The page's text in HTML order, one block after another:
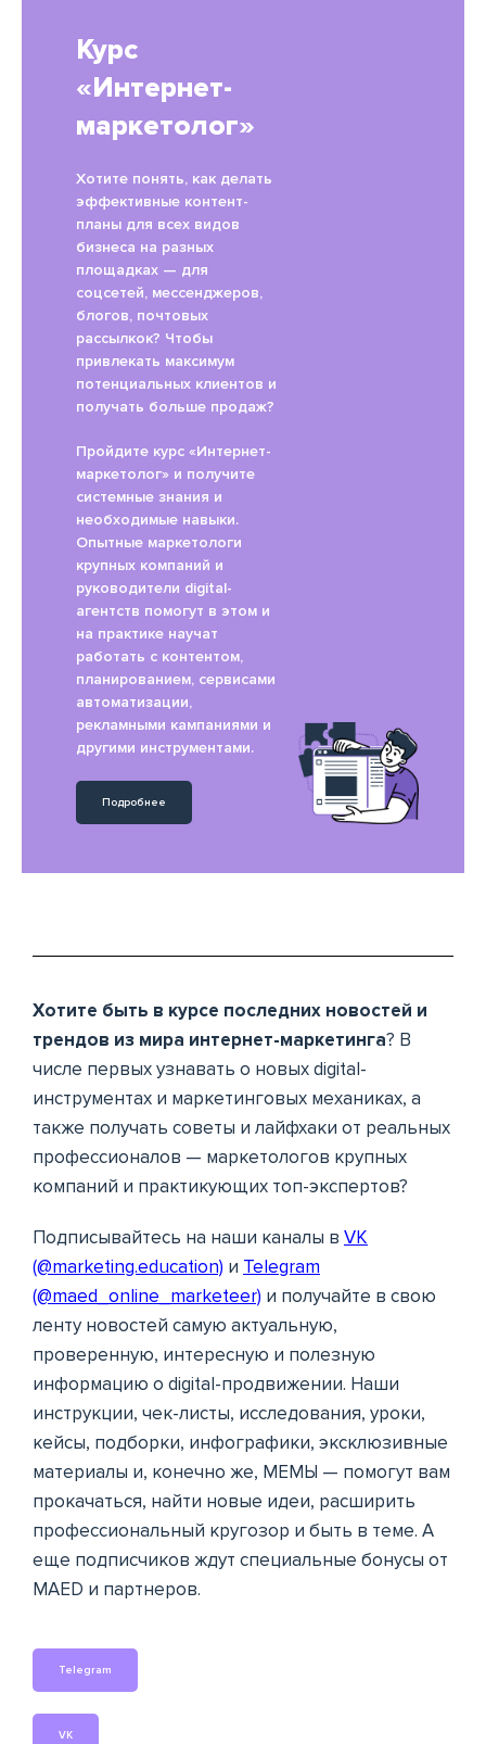
Курс
«Интернет-
маркетолог»
Хотите понять, как делать
эффективные контент-
планы для всех видов
бизнеса на разных
площадках — для
соцсетей, мессенджеров,
блогов, почтовых
рассылкок? Чтобы
привлекать максимум
потенциальных клиентов и
получать больше продаж?
Пройдите курс «Интернет-
маркетолог» и получите
системные знания и
необходимые навыки.
Опытные маркетологи
крупных компаний и
руководители digital-
агентств помогут в этом и
на практике научат
работать с контентом,
планированием, сервисами
автоматизации,
рекламными кампаниями и
другими инструментами.
Подробнее
Хотите быть в курсе последних новостей и
трендов из мира интернет-маркетинга? В
числе первых узнавать о новых digital-
инструментах и маркетинговых механиках, а
также получать советы и лайфхаки от реальных
профессионалов — маркетологов крупных
компаний и практикующих топ-экспертов?
Подписывайтесь на наши каналы в VK
(@marketing.education) и Telegram
(@maed_online_marketeer) и получайте в свою
ленту новостей самую актуальную,
проверенную, интересную и полезную
информацию о digital-продвижении. Наши
инструкции, чек-листы, исследования, уроки,
кейсы, подборки, инфографики, эксклюзивные
материалы и, конечно же, МЕМЫ — помогут вам
прокачаться, найти новые идеи, расширить
профессиональный кругозор и быть в теме. А
еще подписчиков ждут специальные бонусы от
MAED и партнеров.
Telegram
VK